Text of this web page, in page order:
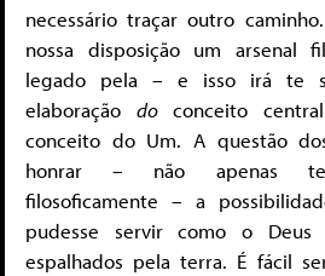
necessário traçar outro
nossa disposição um arsenal
legado pela – e isso irá te
elaboração doconceito
conceito do Um. A questão
honrar – não apenas
filosoficamente – a
pudesse servir como o
espalhados pela terra. É fácil